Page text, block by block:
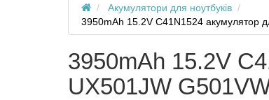
Акумулятори для ноутбуків
3950mAh 15.2V C41N1524 акумулятор
3950mAh 15.2V
UX501JW